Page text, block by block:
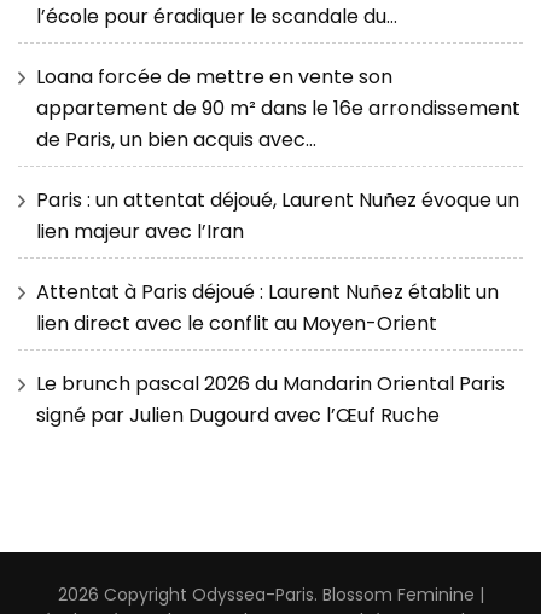
l’école pour éradiquer le scandale du…
Loana forcée de mettre en vente son
appartement de 90 m² dans le 16e arrondissement
de Paris, un bien acquis avec…
Paris : un attentat déjoué, Laurent Nuñez évoque un
lien majeur avec l’Iran
Attentat à Paris déjoué : Laurent Nuñez établit un
lien direct avec le conflit au Moyen-Orient
Le brunch pascal 2026 du Mandarin Oriental Paris
signé par Julien Dugourd avec l’Œuf Ruche
2026 Copyright Odyssea-Paris. Blossom Feminine |